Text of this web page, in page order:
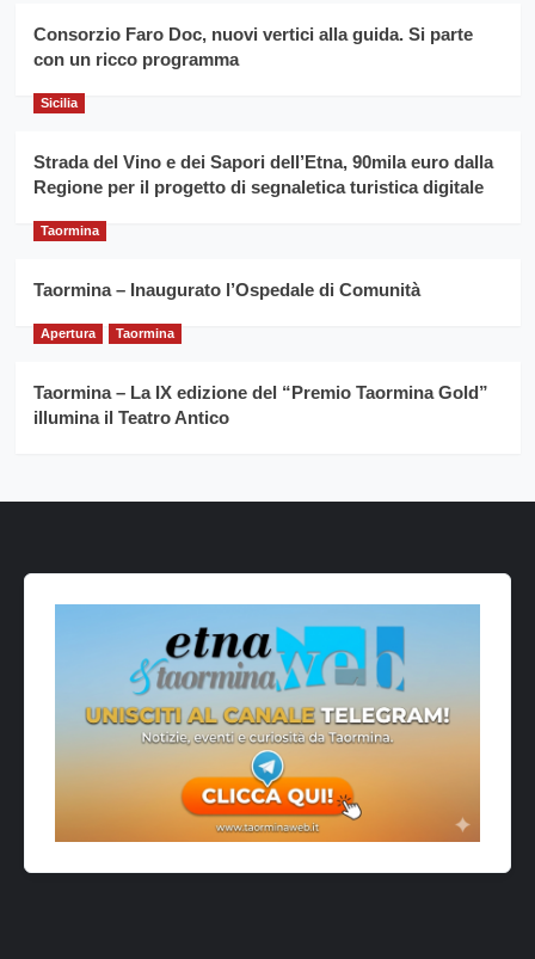
Franco
Caruso
Consorzio Faro Doc, nuovi vertici alla guida. Si parte
con un ricco programma
Sicilia
Strada del Vino e dei Sapori dell’Etna, 90mila euro dalla
Regione per il progetto di segnaletica turistica digitale
Taormina
Taormina – Inaugurato l’Ospedale di Comunità
Apertura Taormina
Taormina – La IX edizione del “Premio Taormina Gold”
illumina il Teatro Antico